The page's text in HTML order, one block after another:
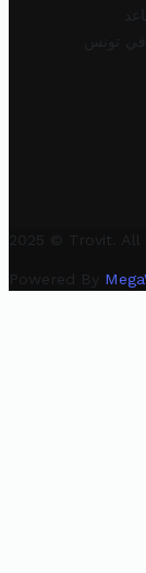
في تونس
2025 © Trovit. All
Powered By